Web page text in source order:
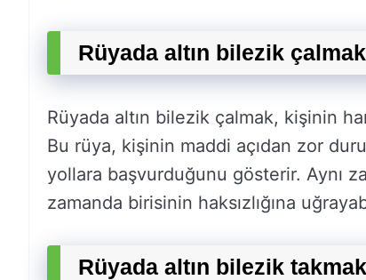
Rüyada altın bilezik
Rüyada altın bilezik çalmak, kişinin
Bu rüya, kişinin maddi açıdan zor
yollara başvurduğunu gösterir. Aynı
zamanda birisinin haksızlığına
Rüyada altın bilezik